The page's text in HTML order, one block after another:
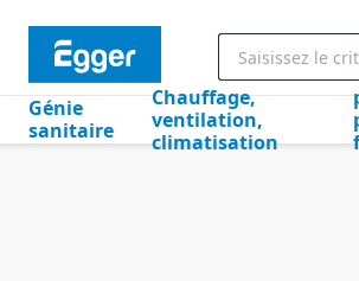
Génie
sanitaire
Chauffage,
ventilation,
climatisation